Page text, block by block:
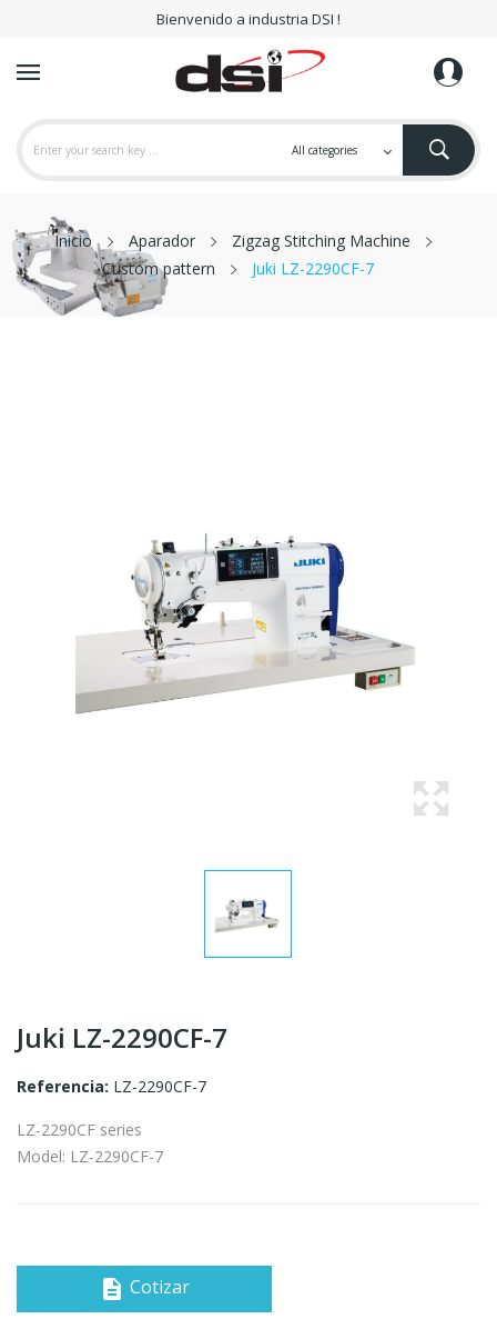
Bienvenido a industria DSI !
Inicio Aparador
Zigzag Stitching Machine
Custom pattern
Juki LZ-2290CF-7
Juki LZ-2290CF-7
Referencia: LZ-2290CF-7
LZ-2290CF series
Model: LZ-2290CF-7
description Cotizar